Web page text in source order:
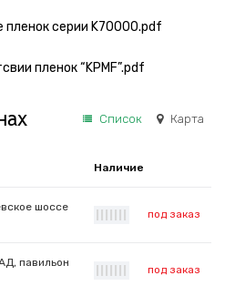
пленок серии K70000.pdf
пленок “KPMF”.pdf
Список Карта
Наличие
шоссе
под заказ
павильон
под заказ